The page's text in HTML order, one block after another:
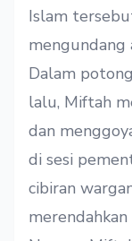
Islam
Dalam
lalu, Miftah
dan
di sesi
cibiran